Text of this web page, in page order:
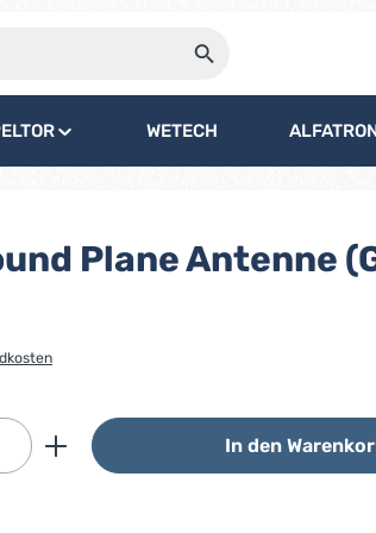
WETECH
Plane Antenne
Gib den gewünschten
In den